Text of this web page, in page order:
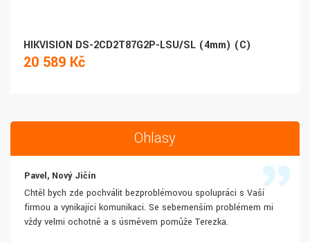
HIKVISION DS-2CD2T87G2P-LSU/SL (4mm) (C)
20 589 Kč
Ohlasy
Pavel, Nový Jičín
Chtěl bych zde pochválit bezproblémovou spolupráci s Vaší
firmou a vynikající komunikaci. Se sebemenším problémem mi
vždy velmi ochotně a s úsměvem pomůže Terezka.